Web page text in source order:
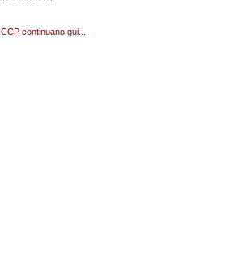
continuano qui...